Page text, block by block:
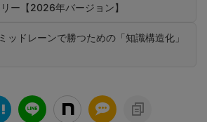
ー【2026年バージョン】
ッドレーンで勝つための「知識構造化」